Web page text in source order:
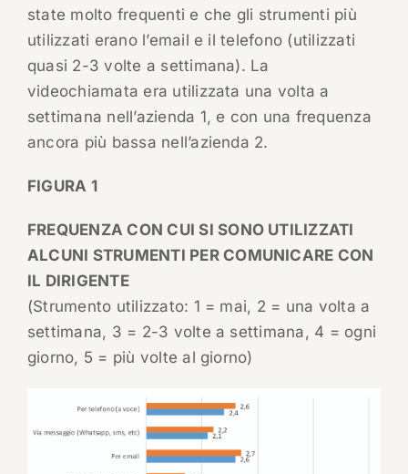
state molto frequenti e che gli strumenti più
utilizzati erano l’email e il telefono (utilizzati
quasi 2-3 volte a settimana). La
videochiamata era utilizzata una volta a
settimana nell’azienda 1, e con una frequenza
ancora più bassa nell’azienda 2.
FIGURA 1
FREQUENZA CON CUI SI SONO UTILIZZATI
ALCUNI STRUMENTI PER COMUNICARE CON
IL DIRIGENTE
(Strumento utilizzato: 1 = mai, 2 = una volta a
settimana, 3 = 2-3 volte a settimana, 4 = ogni
giorno, 5 = più volte al giorno)